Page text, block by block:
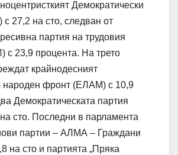
Демократически
27,2 на сто, следван от
партия на трудовия
с 23,9 процента. На трето
крайнодесният
народен фронт (ЕЛАМ) с 10,9
Демократическата партия
сто. Последни в парламента
партии – АЛМА – Граждани
на сто и партията „Пряка